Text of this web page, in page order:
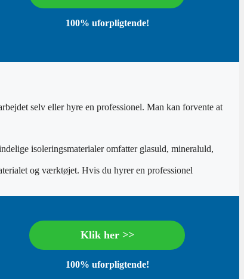
100% uforpligtende!
selv eller hyre en professionel. Man kan forvente at
isoleringsmaterialer omfatter glasuld, mineraluld,
og værktøjet. Hvis du hyrer en professionel
Klik her >>
100% uforpligtende!